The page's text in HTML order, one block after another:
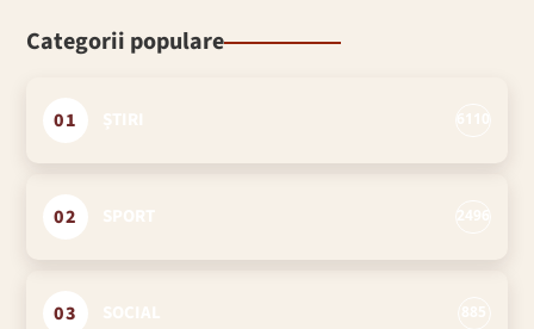
Categorii populare
01
02
03